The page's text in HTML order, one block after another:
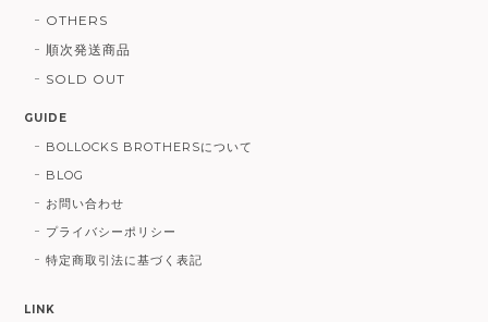
OTHERS
順次発送商品
SOLD OUT
GUIDE
BOLLOCKS BROTHERSについて
BLOG
お問い合わせ
プライバシーポリシー
特定商取引法に基づく表記
LINK